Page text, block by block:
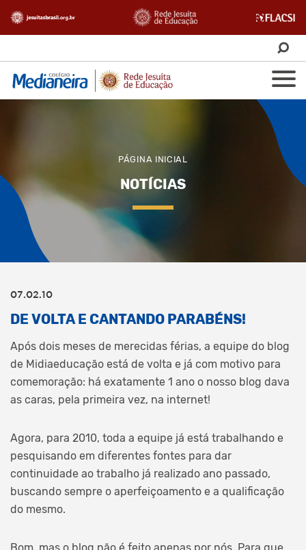
PÁGINA INICIAL
NOTÍCIAS
07.02.10
DE VOLTA E CANTANDO PARABÉNS!
Após dois meses de merecidas férias, a equipe do blog
de Midiaeducação está de volta e já com motivo para
comemoração: há exatamente 1 ano o nosso blog dava
as caras, pela primeira vez, na internet!
Agora, para 2010, toda a equipe já está trabalhando e
pesquisando em diferentes fontes para dar
continuidade ao trabalho já realizado ano passado,
buscando sempre o aperfeiçoamento e a qualificação
do mesmo.